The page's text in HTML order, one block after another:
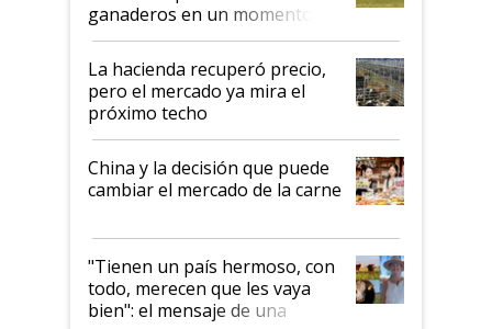
ganaderos en un momento
histórico para la actividad
La hacienda recuperó precio,
pero el mercado ya mira el
próximo techo
China y la decisión que puede
cambiar el mercado de la carne
"Tienen un país hermoso, con
todo, merecen que les vaya
bien": el mensaje de una